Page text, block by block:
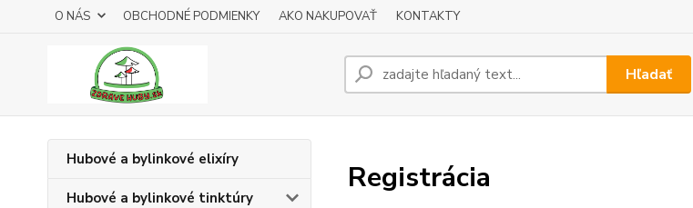
O NÁS OBCHODNÉ PODMIENKY AKO NAKUPOVAŤ KONTAKTY
Hľadať
Hubové a bylinkové elixíry
Hubové a bylinkové tinktúry
Registrácia